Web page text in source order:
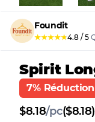
Foundit
★★★★★4.8 / 5
Spirit
7% Réduction
$8.18/pc($8.18)